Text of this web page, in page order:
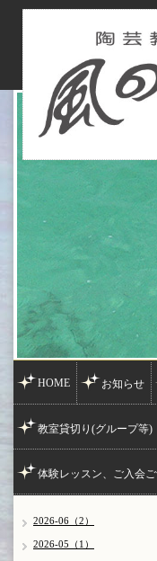
HOME お知らせ
教室貸切り(グループ等)
体験レッスン、ご入会
2026-06（2）
2026-05（1）